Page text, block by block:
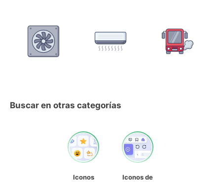
Buscar en otras categorías
Iconos
Iconos de